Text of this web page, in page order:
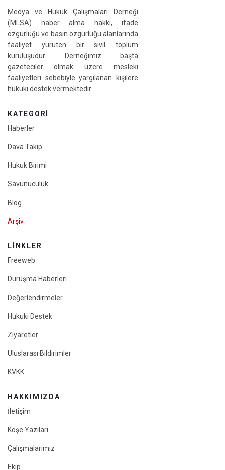
Medya ve Hukuk Çalışmaları Derneği
(MLSA) haber alma hakkı, ifade
özgürlüğü ve basın özgürlüğü alanlarında
faaliyet yürüten bir sivil toplum
kuruluşudur. Derneğimiz başta
gazeteciler olmak üzere mesleki
faaliyetleri sebebiyle yargılanan kişilere
hukuki destek vermektedir.
KATEGORI
Haberler
Dava Takip
Hukuk Birimi
Savunuculuk
Blog
Arşiv
LINKLER
Freeweb
Duruşma Haberleri
Değerlendirmeler
Hukuki Destek
Ziyaretler
Uluslarası Bildirimler
KVKK
HAKKIMIZDA
İletişim
Köşe Yazıları
Çalışmalarımız
Ekip